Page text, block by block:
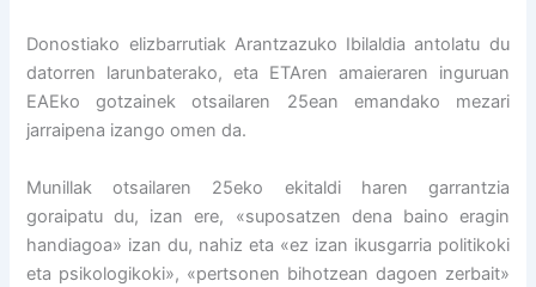
Donostiako elizbarrutiak Arantzazuko Ibilaldia antolatu du
datorren larunbaterako, eta ETAren amaieraren inguruan
EAEko gotzainek otsailaren 25ean emandako mezari
jarraipena izango omen da.
Munillak otsailaren 25eko ekitaldi haren garrantzia
goraipatu du, izan ere, «suposatzen dena baino eragin
handiagoa» izan du, nahiz eta «ez izan ikusgarria politikoki
eta psikologikoki», «pertsonen bihotzean dagoen zerbait»